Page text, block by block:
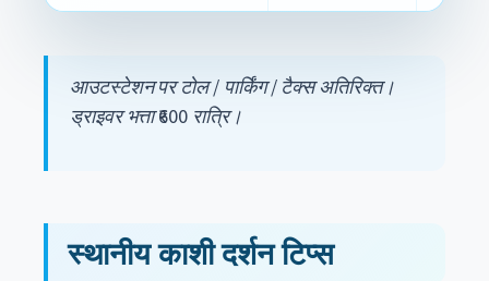
आउटस्टेशन पर टोल / पार्किंग / टैक्स अतिरिक्त।
ड्राइवर भत्ता ₹600 रात्रि।
स्थानीय काशी दर्शन टिप्स